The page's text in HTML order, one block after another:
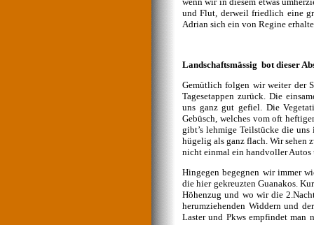
und Flut, derweil friedlich eine
Adrian sich ein von Regine
Landschaftsmässig bot dieser
Gemütlich folgen wir weiter der
Tagesetappen zurück. Die
uns ganz gut gefiel. Die
Gebüsch, welches vom oft
gibt’s lehmige Teilstücke die
hügelig als ganz flach. Wir sehen
nicht einmal ein handvoller Autos
Hingegen begegnen wir immer
die hier gekreuzten Guanakos.
Höhenzug und wo wir die
herumziehenden Widdern und
Laster und Pkws empfindet man